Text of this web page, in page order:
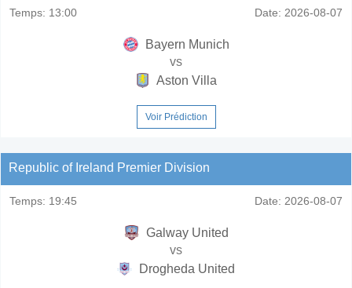
Temps: 13:00 Date: 2026-08-07
Bayern Munich
vs
Aston Villa
Voir Prédiction
Republic of Ireland Premier Division
Temps: 19:45 Date: 2026-08-07
Galway United
vs
Drogheda United